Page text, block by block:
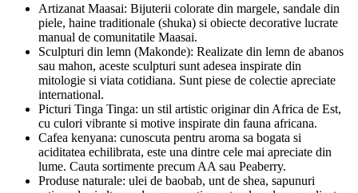
Artizanat Maasai: Bijuterii colorate din margele, sandale din
piele, haine traditionale (shuka) si obiecte decorative lucrate
manual de comunitatile Maasai.
Sculpturi din lemn (Makonde): Realizate din lemn de abanos
sau mahon, aceste sculpturi sunt adesea inspirate din
mitologie si viata cotidiana. Sunt piese de colectie apreciate
international.
Picturi Tinga Tinga: un stil artistic originar din Africa de Est,
cu culori vibrante si motive inspirate din fauna africana.
Cafea kenyana: cunoscuta pentru aroma sa bogata si
aciditatea echilibrata, este una dintre cele mai apreciate din
lume. Cauta sortimente precum AA sau Peaberry.
Produse naturale: ulei de baobab, unt de shea, sapunuri